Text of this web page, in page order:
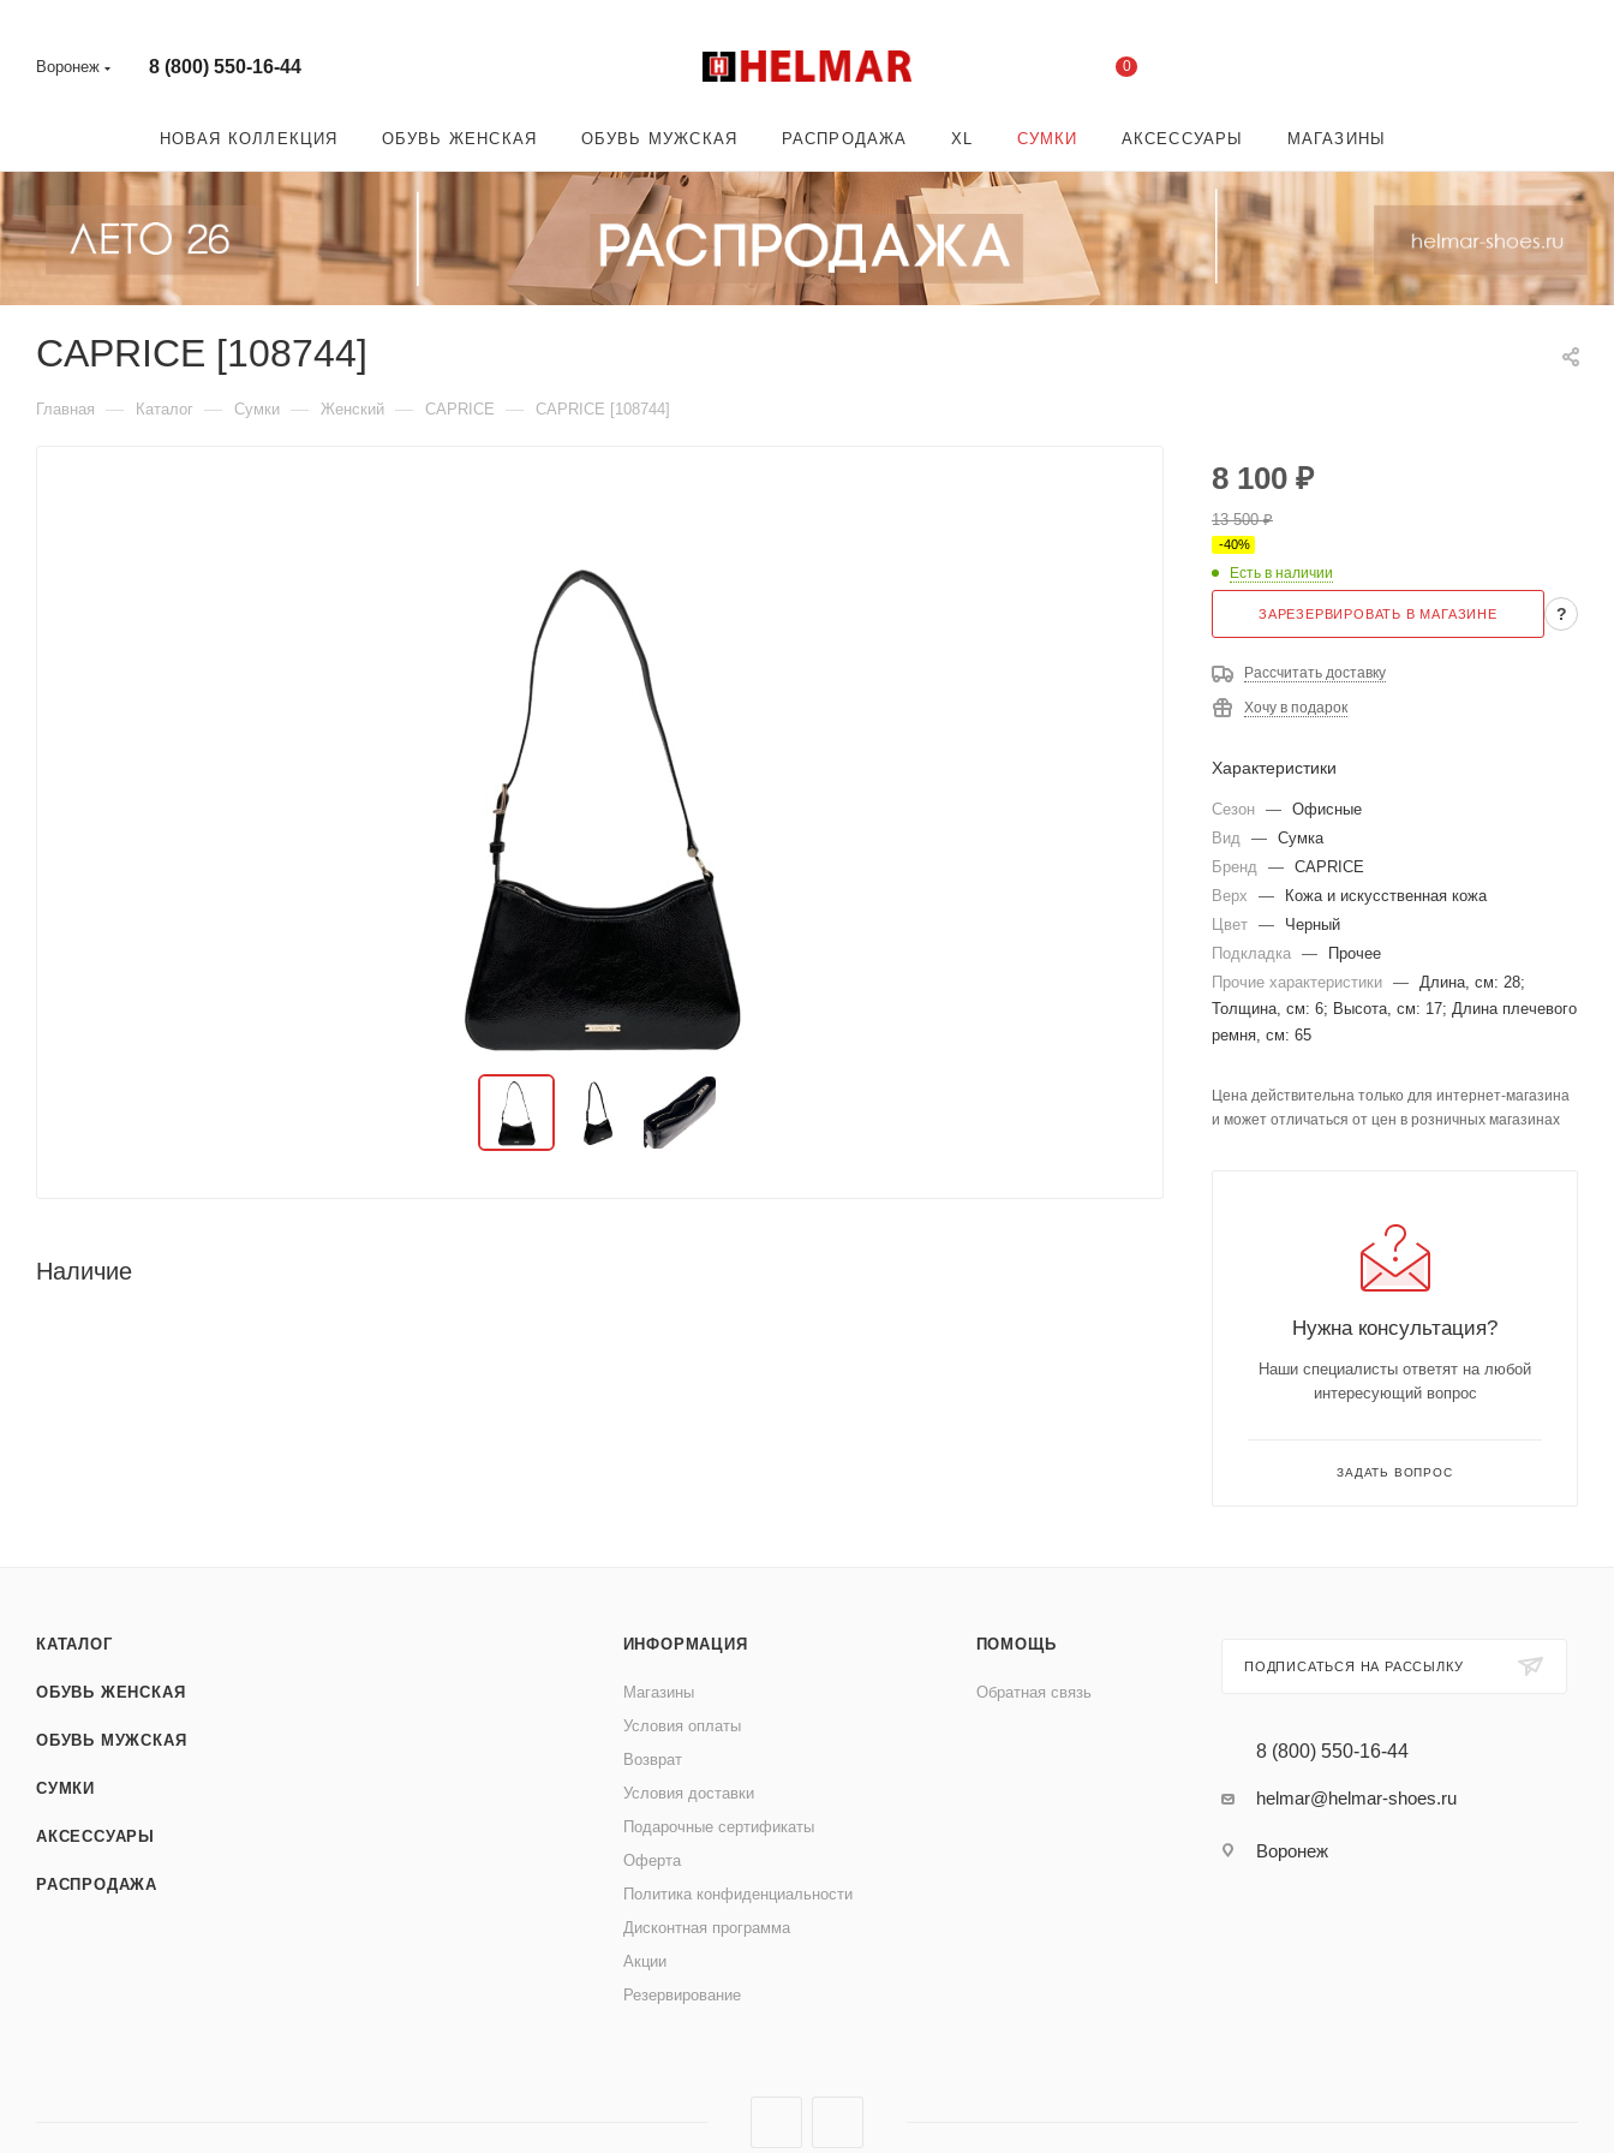
Воронеж 8 (800) 550-16-44 0
НОВАЯ КОЛЛЕКЦИЯ ОБУВЬ ЖЕНСКАЯ ОБУВЬ МУЖСКАЯ РАСПРОДАЖА XL СУМКИ АКСЕССУАРЫ МАГАЗИНЫ
CAPRICE [108744]
Главная — Каталог — Сумки — Женский — CAPRICE — CAPRICE [108744]
Наличие
8 100 ₽
13 500₽
-40%
Есть в наличии
ЗАРЕЗЕРВИРОВАТЬ В МАГАЗИНЕ ?
Рассчитать доставку
Хочу в подарок
Характеристики
Сезон — Офисные
Вид — Сумка
Бренд — CAPRICE
Верх
—
Кожа и искусственная кожа
Цвет —
Черный
Подкладка —
Прочее
Прочие характеристики — Длина, см: 28;
Толщина, см: 6; Высота, см: 17; Длина плечевого
ремня, см: 65
Цена действительна только для интернет-магазина
и может отличаться от цен в розничных магазинах
Нужна консультация?
Наши специалисты ответят на любой
интересующий вопрос
ЗАДАТЬ ВОПРОС
КАТАЛОГ
ОБУВЬ ЖЕНСКАЯ
ОБУВЬ МУЖСКАЯ
СУМКИ
АКСЕССУАРЫ
РАСПРОДАЖА
ИНФОРМАЦИЯ
Магазины
Условия оплаты
Возврат
Условия доставки
Подарочные сертификаты
Оферта
Политика конфиденциальности
Дисконтная программа
Акции
Резервирование
ПОМОЩЬ
Обратная связь
ПОДПИСАТЬСЯ НА РАССЫЛКУ
8 (800) 550-16-44
helmar@helmar-shoes.ru
Воронеж